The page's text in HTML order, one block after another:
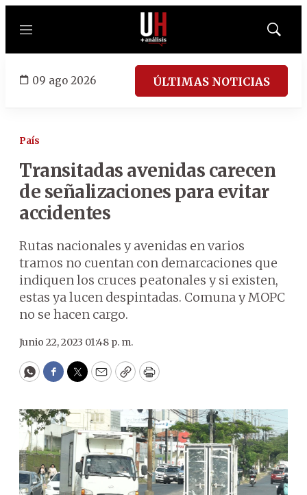
Menú
Mostrar
09 ago 2026 ÚLTIMAS NOTICIAS
País
Transitadas avenidas carecen
de señalizaciones para evitar
accidentes
Rutas nacionales y avenidas en varios
tramos no cuentan con demarcaciones que
indiquen los cruces peatonales y si existen,
estas ya lucen despintadas. Comuna y MOPC
no se hacen cargo.
Junio 22, 2023 01:48 p. m.
WhatsApp
Facebook
Twitter
EmailCopyPrint